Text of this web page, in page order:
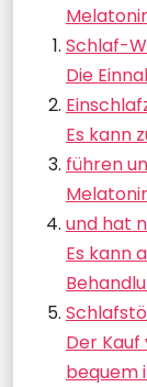
Schlaf-
Die
Es kann
führen
und hat
Es kann
Der
bequem